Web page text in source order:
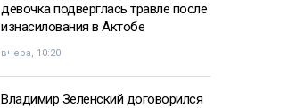
девочка подверглась травле после
изнасилования в Актобе
вчера, 10:20
Владимир Зеленский договорился